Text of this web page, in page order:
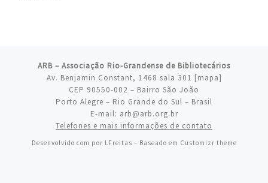
ARB – Associação Rio-Grandense de Bibliotecários
Av. Benjamin Constant, 1468 sala 301 [mapa]
CEP 90550-002 – Bairro São João
Porto Alegre – Rio Grande do Sul – Brasil
E-mail: arb@arb.org.br
Telefones e mais informações de contato
Desenvolvido com por LFreitas – Baseado em Customizr theme